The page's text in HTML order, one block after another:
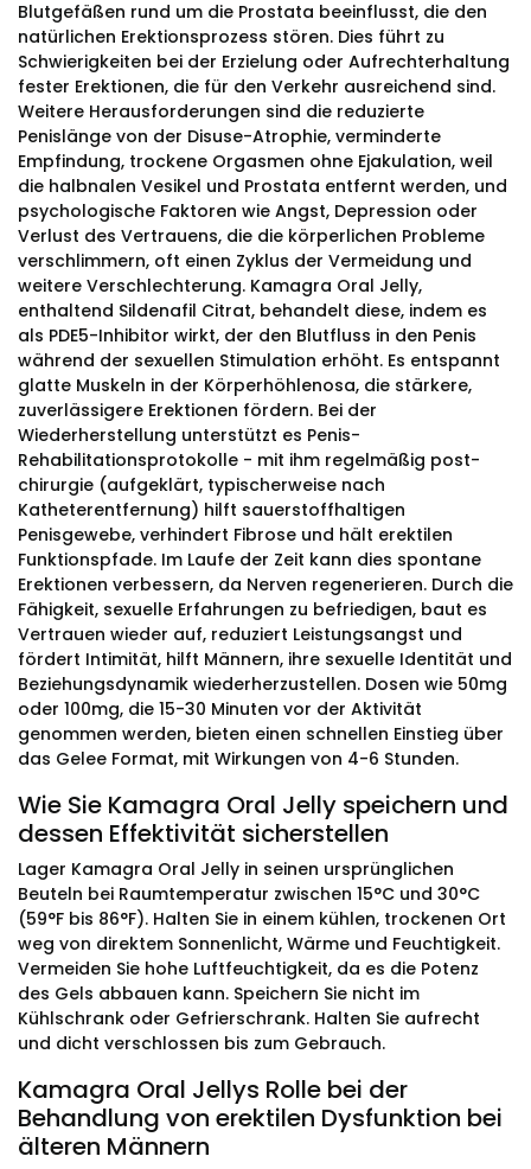
Blutgefäßen rund um die Prostata beeinflusst, die den
natürlichen Erektionsprozess stören. Dies führt zu
Schwierigkeiten bei der Erzielung oder Aufrechterhaltung
fester Erektionen, die für den Verkehr ausreichend sind.
Weitere Herausforderungen sind die reduzierte
Penislänge von der Disuse-Atrophie, verminderte
Empfindung, trockene Orgasmen ohne Ejakulation, weil
die halbnalen Vesikel und Prostata entfernt werden, und
psychologische Faktoren wie Angst, Depression oder
Verlust des Vertrauens, die die körperlichen Probleme
verschlimmern, oft einen Zyklus der Vermeidung und
weitere Verschlechterung. Kamagra Oral Jelly,
enthaltend Sildenafil Citrat, behandelt diese, indem es
als PDE5-Inhibitor wirkt, der den Blutfluss in den Penis
während der sexuellen Stimulation erhöht. Es entspannt
glatte Muskeln in der Körperhöhlenosa, die stärkere,
zuverlässigere Erektionen fördern. Bei der
Wiederherstellung unterstützt es Penis-
Rehabilitationsprotokolle - mit ihm regelmäßig post-
chirurgie (aufgeklärt, typischerweise nach
Katheterentfernung) hilft sauerstoffhaltigen
Penisgewebe, verhindert Fibrose und hält erektilen
Funktionspfade. Im Laufe der Zeit kann dies spontane
Erektionen verbessern, da Nerven regenerieren. Durch die
Fähigkeit, sexuelle Erfahrungen zu befriedigen, baut es
Vertrauen wieder auf, reduziert Leistungsangst und
fördert Intimität, hilft Männern, ihre sexuelle Identität und
Beziehungsdynamik wiederherzustellen. Dosen wie 50mg
oder 100mg, die 15-30 Minuten vor der Aktivität
genommen werden, bieten einen schnellen Einstieg über
das Gelee Format, mit Wirkungen von 4-6 Stunden.
Wie Sie Kamagra Oral Jelly speichern und
dessen Effektivität sicherstellen
Lager Kamagra Oral Jelly in seinen ursprünglichen
Beuteln bei Raumtemperatur zwischen 15°C und 30°C
(59°F bis 86°F). Halten Sie in einem kühlen, trockenen Ort
weg von direktem Sonnenlicht, Wärme und Feuchtigkeit.
Vermeiden Sie hohe Luftfeuchtigkeit, da es die Potenz
des Gels abbauen kann. Speichern Sie nicht im
Kühlschrank oder Gefrierschrank. Halten Sie aufrecht
und dicht verschlossen bis zum Gebrauch.
Kamagra Oral Jellys Rolle bei der
Behandlung von erektilen Dysfunktion bei
älteren Männern